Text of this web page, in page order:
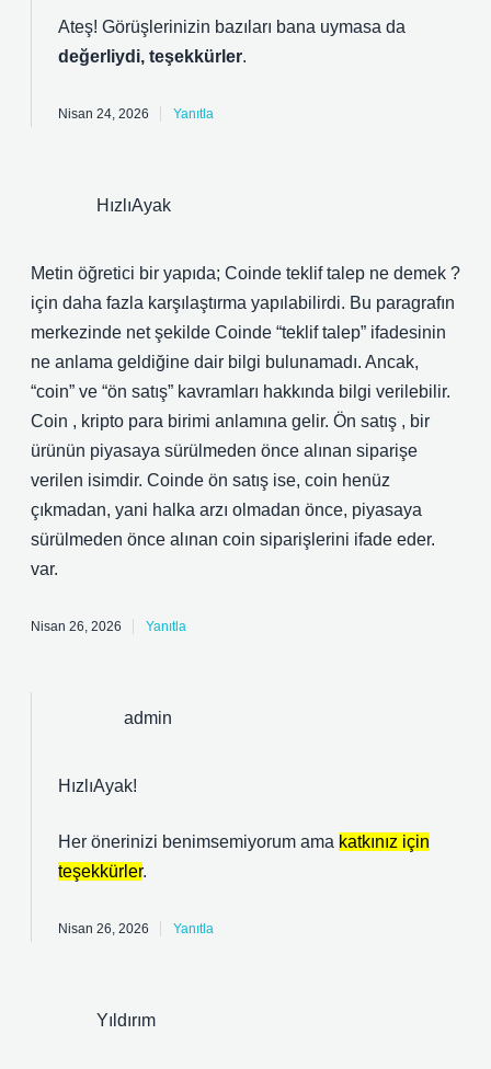
Ateş! Görüşlerinizin bazıları bana uymasa da
değerliydi, teşekkürler.
Nisan 24, 2026 Yanıtla
HızlıAyak
Metin öğretici bir yapıda; Coinde teklif talep ne demek ?
için daha fazla karşılaştırma yapılabilirdi. Bu paragrafın
merkezinde net şekilde Coinde “teklif talep” ifadesinin
ne anlama geldiğine dair bilgi bulunamadı. Ancak,
“coin” ve “ön satış” kavramları hakkında bilgi verilebilir.
Coin , kripto para birimi anlamına gelir. Ön satış , bir
ürünün piyasaya sürülmeden önce alınan siparişe
verilen isimdir. Coinde ön satış ise, coin henüz
çıkmadan, yani halka arzı olmadan önce, piyasaya
sürülmeden önce alınan coin siparişlerini ifade eder.
var.
Nisan 26, 2026 Yanıtla
admin
HızlıAyak!
Her önerinizi benimsemiyorum ama katkınız için
teşekkürler.
Nisan 26, 2026 Yanıtla
Yıldırım